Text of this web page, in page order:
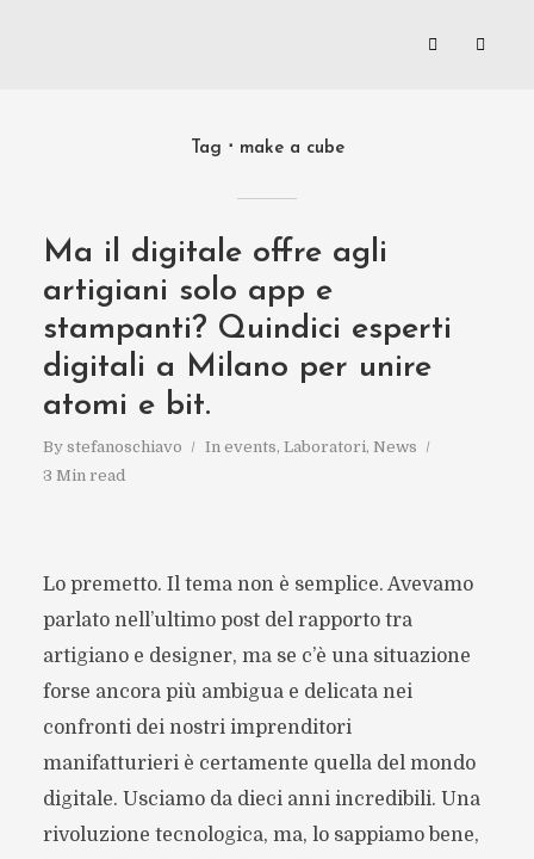
Tag make a cube
Ma il digitale offre agli
artigiani solo app e
stampanti? Quindici esperti
digitali a Milano per unire
atomi e bit.
By stefanoschiavo In events, Laboratori, News
3 Min read
Lo premetto. Il tema non è semplice. Avevamo
parlato nell’ultimo post del rapporto tra
artigiano e designer, ma se c’è una situazione
forse ancora più ambigua e delicata nei
confronti dei nostri imprenditori
manifatturieri è certamente quella del mondo
digitale. Usciamo da dieci anni incredibili. Una
rivoluzione tecnologica, ma, lo sappiamo bene,